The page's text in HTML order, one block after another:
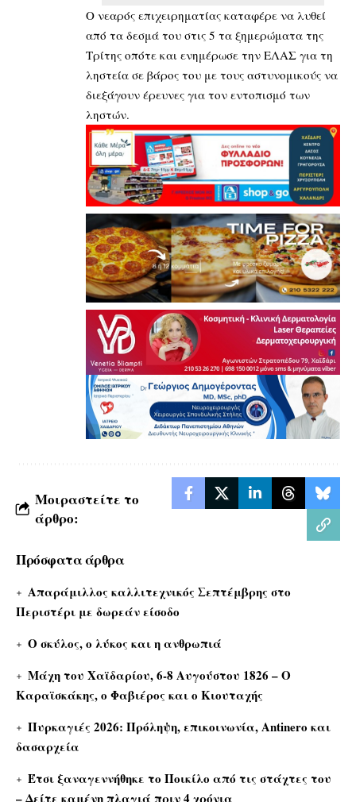
Ο νεαρός επιχειρηματίας καταφέρε να λυθεί
από τα δεσμά του στις 5 τα ξημερώματα της
Τρίτης οπότε και ενημέρωσε την ΕΛΑΣ για τη
ληστεία σε βάρος του με τους αστυνομικούς να
διεξάγουν έρευνες για τον εντοπισμό των
ληστών.
Μοιραστείτε το
άρθρο:
Πρόσφατα άρθρα
Απαράμιλλος καλλιτεχνικός Σεπτέμβρης στο
Περιστέρι με δωρεάν είσοδο
Ο σκύλος, ο λύκος και η ανθρωπιά
Μάχη του Χαϊδαρίου, 6-8 Αυγούστου 1826 – Ο
Καραϊσκάκης, ο Φαβιέρος και ο Κιουταχής
Πυρκαγιές 2026: Πρόληψη, επικοινωνία, Antinero και
δασαρχεία
Έτσι ξαναγεννήθηκε το Ποικίλο από τις στάχτες του
– Δείτε καμένη πλαγιά πριν 4 χρόνια